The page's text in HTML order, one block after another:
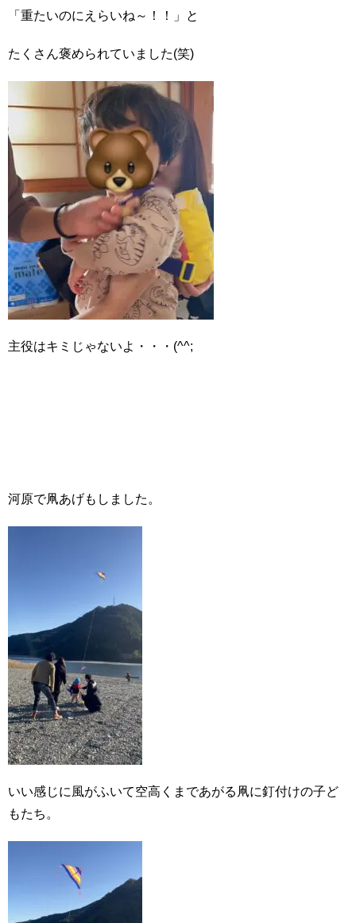
「重たいのにえらいね～！！」と
たくさん褒められていました(笑)
主役はキミじゃないよ・・・(^^;
河原で凧あげもしました。
いい感じに風がふいて空高くまであがる凧に釘付けの子ど
もたち。